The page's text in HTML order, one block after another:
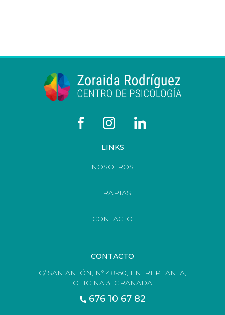
LINKS
NOSOTROS
TERAPIAS
CONTACTO
CONTACTO
C/ SAN ANTÓN, Nº 48-50, ENTREPLANTA,
OFICINA 3, GRANADA
676 10 67 82